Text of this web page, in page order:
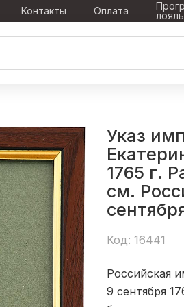
Контакты Оплата
Указ
1765 г.
см.
Код: 16441
Российская
9 сентября